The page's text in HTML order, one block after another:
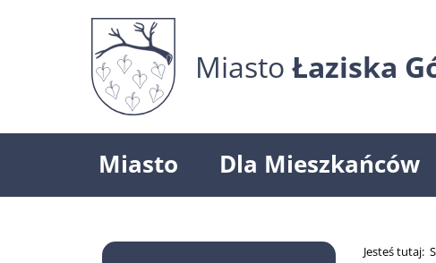
Miasto Łaziska
Miasto Dla Mieszkańców
Jesteś tutaj: